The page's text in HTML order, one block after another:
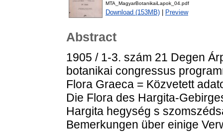
MTA_MagyarBotanikaiLapok_04.pdf
Download (153MB) Preview
Abstract
1905 / 1-3. szám 21 Degen Árpád: Az 1905. évi wien-i nemzetközi botanikai congressus programmja 22 Murr, J.: Indirekte Beiträge zur Flora Graeca = Közvetett adatok a görög Flórához 24 Barth József: Die Flora des Hargita-Gebirges u. seiner nächsten Umgebung = A Hargita hegység s szomszédságának Flórája 28 Gáyer Gyula: Bemerkungen über einige Verwandte der Viola sepincola Jord. = Megjegyzések a Viola sepincola Jord. néhány rokonáról 38 Degen Árpád: Budapest Flórájának új vendégei s néhány réginek új termőhelye 41 Matouschek, Franz: Additamenta ad Floram bryologicam Istriae et Dalmatiae 44 Davidoff, B.: Plantae novae bulgaricae 47 Thaisz Lajos: Festuca Wagneri Deg. Thsz. et Flatt. a F. sulcata alfaj új változata 50 Győrffy István: Járulékos adatok Erdély flórájához 51 Gáyer Gyula: Adatok a zalavármegyei norikum flórájából 54 APRÓ KÖZLEMÉNYEK 58 Blonski, Francisco: Scabiosa calcarea Tocl. 58 KÜLFÖLDI BOTANIKAI DOLGOZATOK ISMERTETÉSE 58 Szabó Zoltán: Über eine neue Hyphomyceten-Gattung. Hedwigia XLIV. köt. 76-77. old. Ábrával 58 Schur, Prof. Ferd.: Phytographische Mittheilungen über Pflanzenformen aus verschiedenen Florengebieten der Öst.-Ung. Monarchie. (Opus posthumum, Fortsetzung). Verh. des Naturf. Ver. in Brünn XLII. Brünn 1904 58 A kir. magy. Term.-tud. Társ. növénytani szakosztályának 1904 decz. hó 14-én tartott ülése 59 A kir. magy. Term.-tud. Társ. növénytani szakosztályának 1905 jan. hó 11-én tartott ülése 61 A kir. magy. Term.-tud. Társ. növénytani szakosztályának 1905 febr. hó 8-án tartott ülése 62 GYÜJTEMÉNYEK 63 SZEMÉLYI HÍREK 65 MEGHALT 65 Dr. Richard Sadebeck 65 Prof. Dr. Ernst Hallier 65 Bernard Renault 65 1905 / 4-5. szám 71 Borbás Vince: Mentharum Nudicipites 72 Waisbecker Antal: Uj adatok Vasvármegye flórájához 78 Matouschek, Franz: Additamenta ad Floram bryologicam Hungariae III. Determinationes muscorum a D-re A. de Degen a. 1902 in Carpathis (rodnensibus, barcensibus, fogarasensibus, csikensibus, brassóensibus), in montibus pilisiensibus alibique lectorum 102 Degen Árpád: Megjegyzések néhány keleti növényfajról. XLIV. Verbascum Dieckianum Borbás et Degen n. sp. 106 Győrffy István: A Sesleria Bielzii Schur anatómiai viszonyairól, összehasonlítva a S. coerulans Friv.-éival 113 APRÓ KÖZLEMÉNYEK 114 Degen Árpád: A Heliosperma alpestre (Jacqu.) Rb. a Tátrában 114 HAZAI BOTANIKAI DOLGOZATOK ISMERTETÉSE 116 Péterfi Márton: Magyarország tőzegmohái. Növ. Közl. III. (1904) 137-169. old. 27 eredeti rajzzal 116 Rapaics Rajmund: Az Aster Pannonicusról. Növ. Közl. III. (1904) 169-173. old. 3 eredeti rajzzal 116 Ernyey József: Növénytani bibliografiánk szláv adatai. Növ. Közl. III. (1904) 173-185. o. 117 Borbás Dr. V. de: Delectus seminum in horto botanico universitatis litter. Franc.-Josephinae a 1904 permutandi causa collectorum et hortis botanicis omnibus oblatorum addita Revisione Knautiarum. Kolozsvárini 1904 117 A kir. magy. Term.-tud. Társ. növénytani szakosztályának 1905 márczius hó 8-án tartott ülése 119 GYÜJTEMÉNYEK 120 SZEMÉLYI HÍR 121 1905 / 6-7. szám 123 József Királyi Herczeg. 1833 márcz. 2. - 1905. junius 13. 123 Degen Árpád: Az új nomenklatura-szabályzat 126 Degen Árpád: A Grafia Golaka (Hacqu.) Rchb. felfedezése hazánk flóraterületén 130 Vandas, C.: Novae plantae Balcanicae 133 Reiser, Otmar: Bericht über die botanischen Ergebnisse meiner naturwissenschaftlichen Sammelreisen in Serbien in den Jahren 1899 u. 1900 137 Degen Árpád: Verzeichnis der von Herrn Custos Othmar Reiser gelegentlich seiner Reisen in Serbien in den Jahren 1899 und 1900 gesammelten Pflanzen = Jegyzéke azon növényeknek, melyeket Reiser Othmar muzeumi őr úr Szerbiában 1899. és 1900. évben tett utazásai alkalmával gyüjtött 141 Domin, Karl: Ueber einen neuen Rubus-Bastard aus Böhmen = Egy új szeder-fajvegyülék Csehországban 159 Aznavour, G. V.: Enumération d'especes nouvelles pour la flore de Constantinople, accompagnée de notes sur quelques plantes peu connues ou